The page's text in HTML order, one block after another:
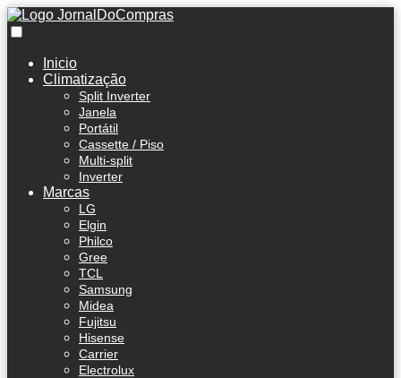
Inicio
Climatização
Split Inverter
Janela
Portátil
Cassette / Piso
Multi-split
Inverter
Marcas
LG
Elgin
Philco
Gree
TCL
Samsung
Midea
Fujitsu
Hisense
Carrier
Electrolux